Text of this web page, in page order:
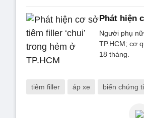
Phát hiện
Người phụ
TP.HCM; cơ
18 tháng.
tiêm filler áp xe biến chứng